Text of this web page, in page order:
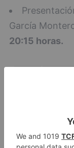
García
20:15 horas.
1